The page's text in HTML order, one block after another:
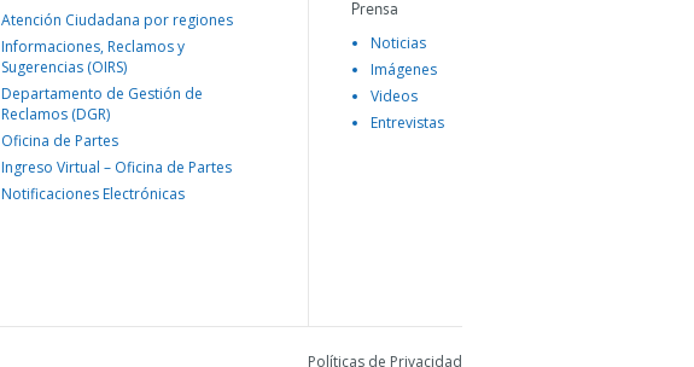
Atención Ciudadana por regiones
Informaciones, Reclamos y
Sugerencias (OIRS)
Departamento de Gestión de
Reclamos (DGR)
Oficina de Partes
Ingreso Virtual – Oficina de Partes
Notificaciones Electrónicas
Prensa
Noticias
Imágenes
Videos
Entrevistas
Políticas de Privacidad